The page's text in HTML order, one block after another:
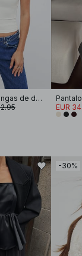
Camiseta sin mangas de doble pliegue
EUR
-30%